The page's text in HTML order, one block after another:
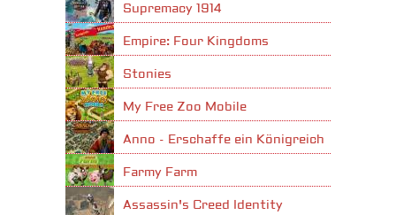
Supremacy 1914
Empire: Four Kingdoms
Stonies
My Free Zoo Mobile
Anno - Erschaffe ein Königreich
Farmy Farm
Assassin's Creed Identity